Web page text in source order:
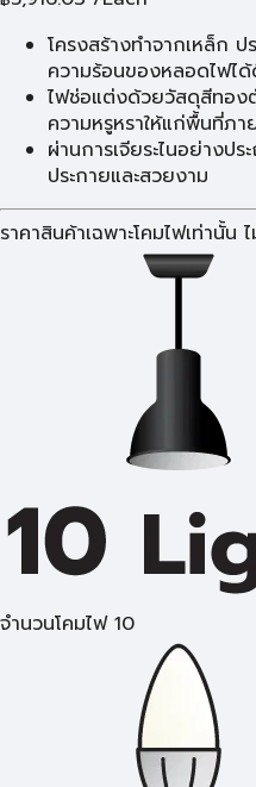
โครงสร้างทำจากเหล็ก
ความร้อนของหลอดไฟไ
ไฟช่อแต่งด้วยวัสดุสีทอง
ความหรูหราให้แก่พื้นที่ภา
ผ่านการเจียระไนอย่างป
ประกายและสวยงาม
ราคาสินค้าเฉพาะโคมไฟเท่านั้น
จำนวนโคมไฟ 10